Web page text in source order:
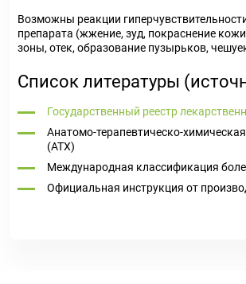
Возможны реакции
препарата (жжение, зуд, покраснение
зоны, отек, образование пузырьков,
Список литературы
Государственный реестр
Анатомо-терапевтическо-
(ATX)
Международная классификация
Официальная инструкция от